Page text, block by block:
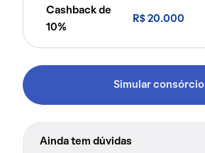
Cashback de
10%
R$ 20.000
Simular consórcio
Ainda tem dúvidas